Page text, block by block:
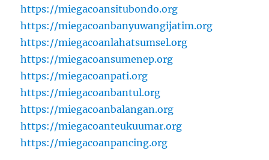
https://miegacoansitubondo.org
https://miegacoanbanyuwangijatim.org
https://miegacoanlahatsumsel.org
https://miegacoansumenep.org
https://miegacoanpati.org
https://miegacoanbantul.org
https://miegacoanbalangan.org
https://miegacoanteukuumar.org
https://miegacoanpancing.org